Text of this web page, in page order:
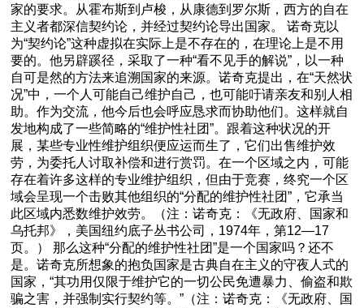
家的要求。从霍布斯到卢梭，从康德到罗尔斯，西方的自在
主义者都深信契约论，并经过契约论导出国家。 诺奇克以
为“契约论”这种虚拟在实际上是不存在的，在理论上是不用
要的。他另辟蹊径，采取了一种“看不见手的解说”，以一种
自可是然的方法来追溯国家的来源。诺奇克提出，在“天然状
况”中，一个人可能自己维护自己，也可能吁请亲友和别人相
助。作为交流，他今后也会呼应恳求而协助他们。这样就自
发地构成了一些简略的“维护性社团”。跟着这种状况的开
展，某些专业性维护组织便应运而生了，它们出售维护效
劳，为委托人讨取补偿和进行赏罚。在一个区域之内，可能
存在着许多这样的专业维护组织，但由于竞赛，终究一个区
域会呈现一个击败其他组织的“分配的维护性社团”，它承当
此区域内悉数维护效劳。（注：诺奇克：《无政府、国家和
乌托邦》，美国纽约底子丛书公司，1974年，第12—17
页。） 那么这种“分配的维护性社团”是一个国家吗？还不
是。诺奇克所想象的抱负国家是古典自在主义的守夜人式的
国家，“其功用仅限于维护它的一切公民免遭暴力、偷盗和欺
骗之害，并强制实行契约等。”（注：诺奇克：《无政府、国